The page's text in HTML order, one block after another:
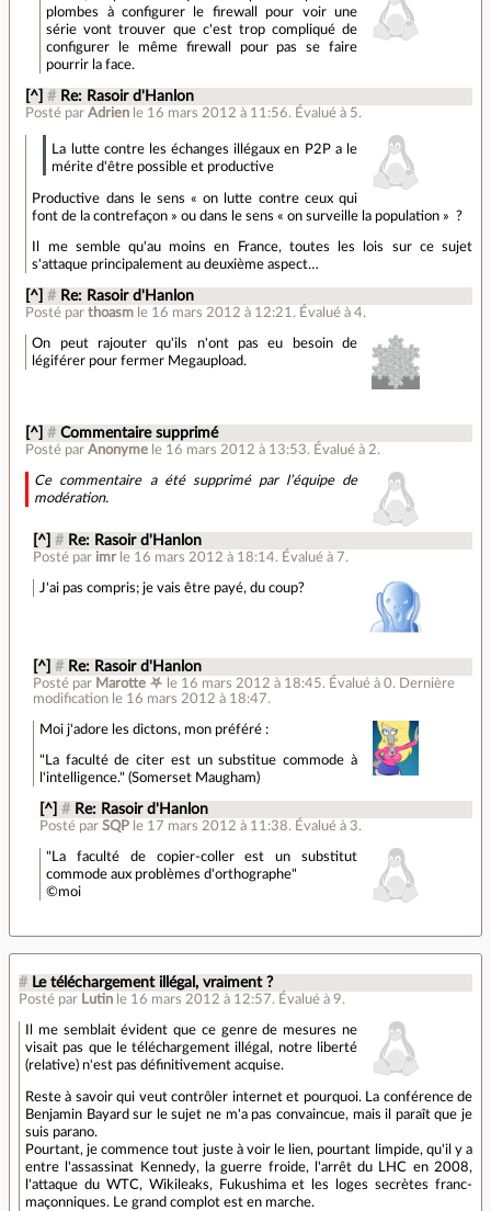
plombes à configurer le firewall pour voir une
série vont trouver que c'est trop compliqué de
configurer le même firewall pour pas se faire
pourrir la face.
[^] # Re: Rasoir d'Hanlon
Posté parAdrien le 16 mars 2012 à 11:56. Évalué à 5.
La lutte contre les échanges illégaux en P2P a le
mérite d'être possible et productive
Productive dans le sens « on lutte contre ceux qui
font de la contrefaçon » ou dans le sens « on surveille la population » ?
Il me semble qu'au moins en France, toutes les lois sur ce sujet
s'attaque principalement au deuxième aspect…
[^] # Re: Rasoir d'Hanlon
Posté parthoasm le 16 mars 2012 à 12:21 . Évalué à4.
On peut rajouter qu'ils n'ont pas eu besoin de
légiférer pour fermer Megaupload.
[^] # Commentaire supprimé
Posté parAnonyme le 16 mars 2012 à 13:53. Évalué à 2.
Ce commentaire a été supprimé par l’équipe de
modération.
[^] # Re: Rasoir d'Hanlon
Posté par imr le 16 mars 2012 à 18:14. Évalué à 7.
J'ai pas compris; je vais être payé, du coup?
[^] # Re: Rasoir d'Hanlon
Posté par Marotte ⛧ le 16 mars 2012 à 18:45. Évalué à 0. Dernière
modification le 16 mars 2012 à 18:47.
Moi j'adore les dictons, mon préféré :
"La faculté de citer est un substitue commode à
l'intelligence." (Somerset Maugham)
[^] # Re: Rasoir d'Hanlon
Posté parSQP le 17 mars 2012 à 11:38. Évalué à 3.
"La faculté de copier-coller est un substitut
commode aux problèmes d'orthographe"
©moi
# Le téléchargement illégal, vraiment ?
Posté par Lutin le 16 mars 2012 à 12:57. Évalué à 9.
Il me semblait évident que ce genre de mesures ne
visait pas que le téléchargement illégal, notre liberté
(relative) n'est pas définitivement acquise.
Reste à savoir qui veut contrôler internet et pourquoi. La conférence de
Benjamin Bayard sur le sujet ne m'a pas convaincue, mais il paraît que je
suis parano.
Pourtant, je commence tout juste à voir le lien, pourtant limpide, qu'il y a
entre l'assassinat Kennedy, la guerre froide, l'arrêt du LHC en 2008,
l'attaque du WTC, Wikileaks, Fukushima et les loges secrètes franc-
maçonniques. Le grand complot est en marche.